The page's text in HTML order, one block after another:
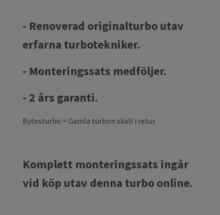
- Renoverad originalturbo utav
erfarna turbotekniker.
- Monteringssats medföljer.
- 2 års garanti.
Bytesturbo = Gamla turbon skall i retur.
Komplett monteringssats ingår
vid köp utav denna turbo online.